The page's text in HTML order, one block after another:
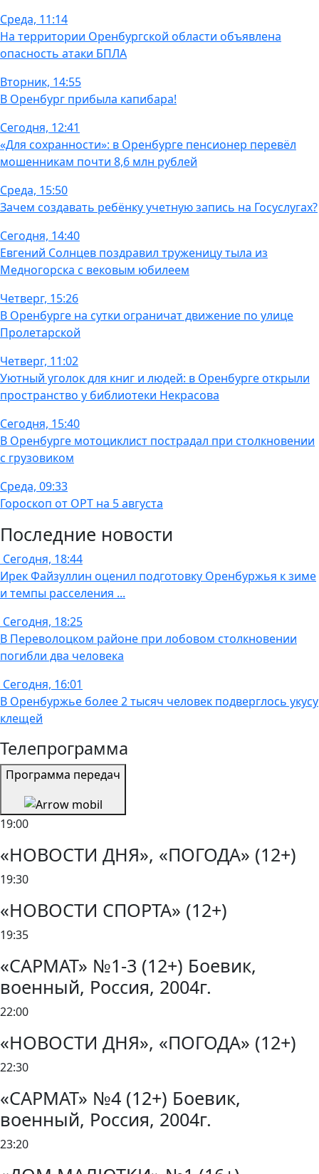
Среда, 11:14
На территории Оренбургской области объявлена
опасность атаки БПЛА
Вторник, 14:55
В Оренбург прибыла капибара!
Сегодня, 12:41
«Для сохранности»: в Оренбурге пенсионер перевёл
мошенникам почти 8,6 млн рублей
Среда, 15:50
Зачем создавать ребёнку учетную запись на Госуслугах?
Сегодня, 14:40
Евгений Солнцев поздравил труженицу тыла из
Медногорска с вековым юбилеем
Четверг, 15:26
В Оренбурге на сутки ограничат движение по улице
Пролетарской
Четверг, 11:02
Уютный уголок для книг и людей: в Оренбурге открыли
пространство у библиотеки Некрасова
Сегодня, 15:40
В Оренбурге мотоциклист пострадал при столкновении
с грузовиком
Среда, 09:33
Гороскоп от ОРТ на 5 августа
Последние новости
Сегодня, 18:44
Ирек Файзуллин оценил подготовку Оренбуржья к зиме
и темпы расселения ...
Сегодня, 18:25
В Переволоцком районе при лобовом столкновении
погибли два человека
Сегодня, 16:01
В Оренбуржье более 2 тысяч человек подверглось укусу
клещей
Телепрограмма
Программа передач
19:00
«НОВОСТИ ДНЯ», «ПОГОДА» (12+)
19:30
«НОВОСТИ СПОРТА» (12+)
19:35
«САРМАТ» №1-3 (12+) Боевик,
военный, Россия, 2004г.
22:00
«НОВОСТИ ДНЯ», «ПОГОДА» (12+)
22:30
«САРМАТ» №4 (12+) Боевик,
военный, Россия, 2004г.
23:20